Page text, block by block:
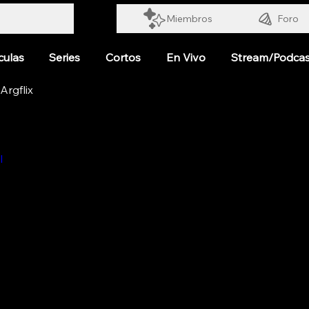
Miembros Foro
Series Cortos En Vivo Stream/